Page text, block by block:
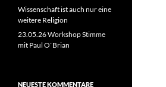
Wissenschaft ist auch nur eine
weitere Religion
23.05.26 Workshop Stimme
mit Paul O`Brian
NEUESTE KOMMENTARE